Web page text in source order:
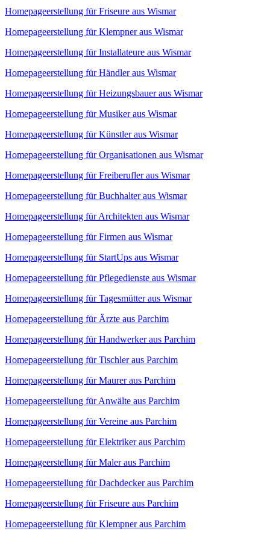
Homepageerstellung für Friseure aus Wismar
Homepageerstellung für Klempner aus Wismar
Homepageerstellung für Installateure aus Wismar
Homepageerstellung für Händler aus Wismar
Homepageerstellung für Heizungsbauer aus Wismar
Homepageerstellung für Musiker aus Wismar
Homepageerstellung für Künstler aus Wismar
Homepageerstellung für Organisationen aus Wismar
Homepageerstellung für Freiberufler aus Wismar
Homepageerstellung für Buchhalter aus Wismar
Homepageerstellung für Architekten aus Wismar
Homepageerstellung für Firmen aus Wismar
Homepageerstellung für StartUps aus Wismar
Homepageerstellung für Pflegedienste aus Wismar
Homepageerstellung für Tagesmütter aus Wismar
Homepageerstellung für Ärzte aus Parchim
Homepageerstellung für Handwerker aus Parchim
Homepageerstellung für Tischler aus Parchim
Homepageerstellung für Maurer aus Parchim
Homepageerstellung für Anwälte aus Parchim
Homepageerstellung für Vereine aus Parchim
Homepageerstellung für Elektriker aus Parchim
Homepageerstellung für Maler aus Parchim
Homepageerstellung für Dachdecker aus Parchim
Homepageerstellung für Friseure aus Parchim
Homepageerstellung für Klempner aus Parchim